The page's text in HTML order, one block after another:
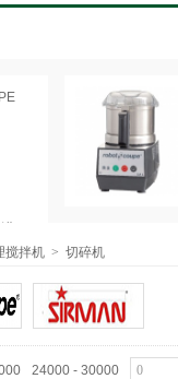
搅拌机 > 切碎机
24000 - 30000